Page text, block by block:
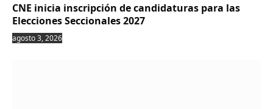
CNE inicia inscripción de candidaturas para las
Elecciones Seccionales 2027
agosto 3, 2026